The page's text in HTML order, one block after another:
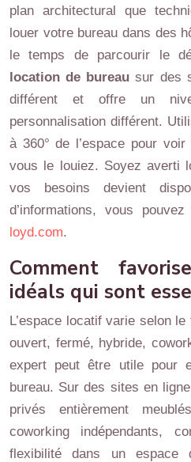
plan architectural que
louer votre bureau dans des
le temps de parcourir le
location de bureau sur des
différent et offre un
personnalisation différent.
à 360° de l’espace pour
vous le louiez. Soyez averti
vos besoins devient
d’informations, vous
loyd.com.
Comment
idéals qui sont
L’espace locatif varie selon
ouvert, fermé, hybride,
expert peut être utile pour
bureau. Sur des sites en
privés entièrement
coworking indépendants,
flexibilité dans un espace